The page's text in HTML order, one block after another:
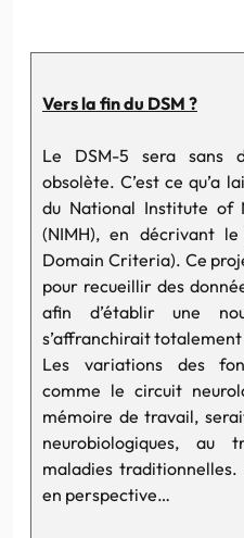
Vers la fin du DSM ?
Le DSM-5 sera sans
obsolète. C’est ce qu’a
du National Institute of
(NIMH), en décrivant le
Domain Criteria). Ce
pour recueillir des
afin d’établir une
s’affranchirait
Les variations des
comme le circuit
mémoire de travail,
neurobiologiques, au
maladies traditionnelles.
en perspective…